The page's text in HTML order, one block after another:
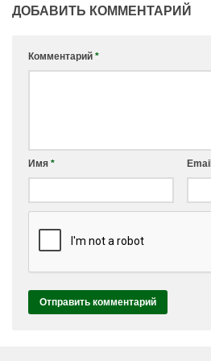
ДОБАВИТЬ КОММЕНТАРИЙ
Комментарий *
Имя * Email